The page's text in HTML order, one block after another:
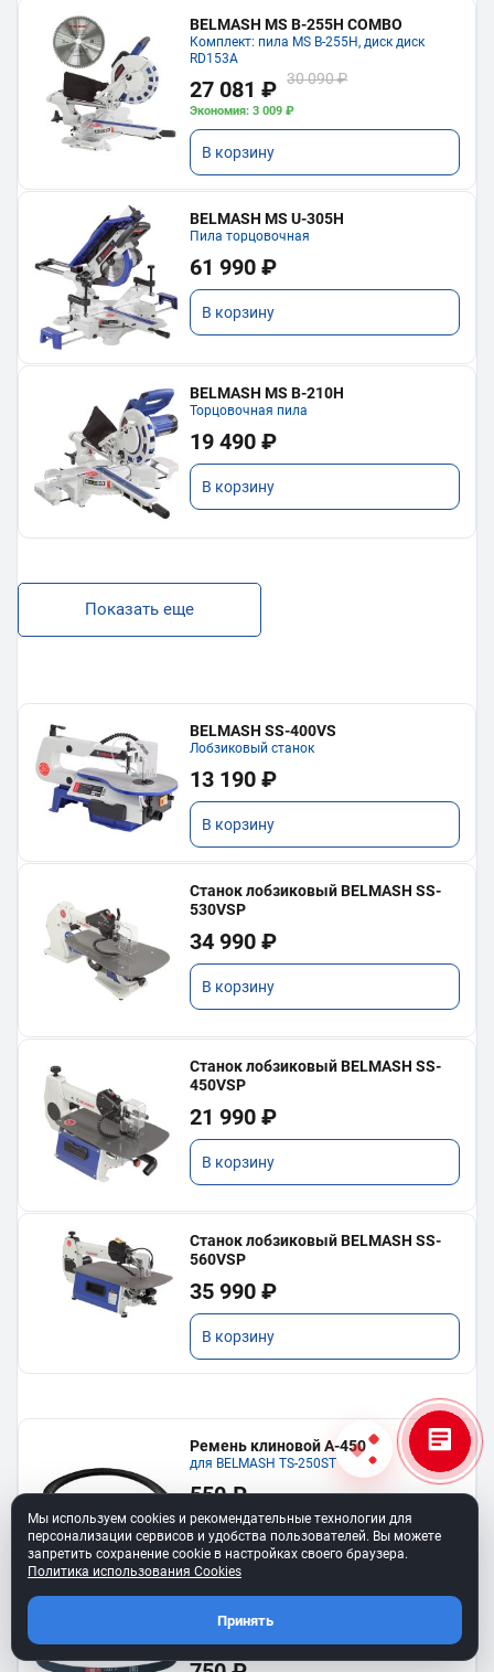
BELMASH MS B-255H COMBO
Комплект: пила MS B-255H, диск диск
RD153A
27 081 ₽ 30 090 ₽
Экономия: 3 009 ₽
В корзину
BELMASH MS U-305H
Пила торцовочная
61 990 ₽
В корзину
BELMASH MS B-210H
Торцовочная пила
19 490 ₽
В корзину
Показать еще
BELMASH SS-400VS
Лобзиковый станок
13 190 ₽
В корзину
Станок лобзиковый BELMASH SS-
530VSP
34 990 ₽
В корзину
Станок лобзиковый BELMASH SS-
450VSP
21 990 ₽
В корзину
Станок лобзиковый BELMASH SS-
560VSP
35 990 ₽
В корзину
Ремень клиновой A-450
для BELMASH TS-250SТ
550 ₽
В корзину
Ремень 6PJ610 для BELMASH BJM-
Мы используем cookies и рекомендательные технологии для
персонализации сервисов и удобства пользователей. Вы можете
запретить сохранение cookie в настройках своего браузера.
Политика использования Cookies
Принять